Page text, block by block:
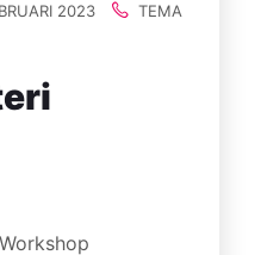
2023
TEMA